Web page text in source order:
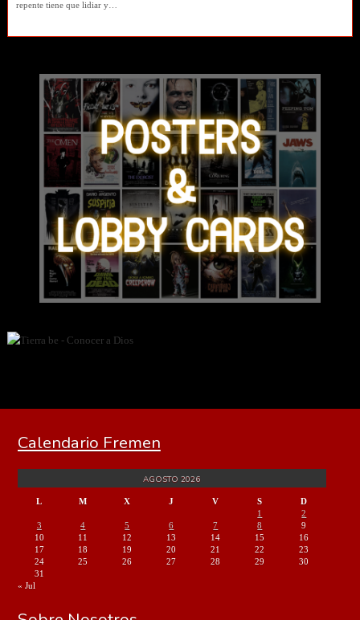
repente tiene que lidiar y…
Calendario Fremen
AGOSTO 2026
L M X J V S
D
1
2
3
4 5 6 7 8
9
10
11 12 13 14 15
16
17
18 19 20 21 22
23
24
25 26 27 28 29
30
31
« Jul